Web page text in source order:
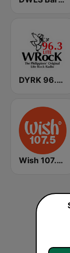
DYRK 96.3 WRocK
Wish 107.5 FM